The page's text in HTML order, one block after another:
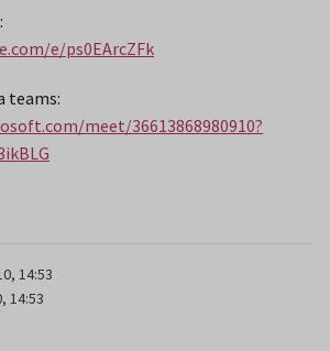
e/ps0EArcZFk
teams:
meet/36613868980910?
14:53
14:53